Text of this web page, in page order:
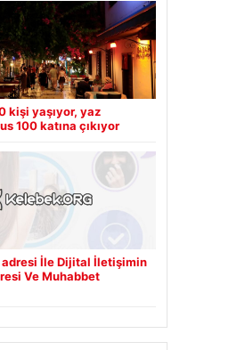
kişi yaşıyor, yaz
100 katına çıkıyor
İle Dijital İletişimin
Ve Muhabbet